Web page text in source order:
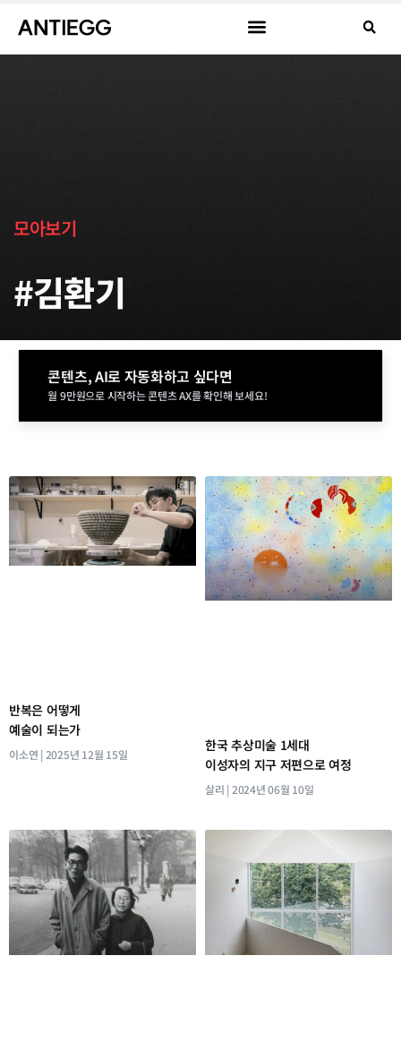
모아보기
#김환기
콘텐츠, AI로 자동화하고 싶다면
월 9만원으로 시작하는 콘텐츠 AX를 확인해 보세요!
반복은 어떻게
예술이 되는가
이소연 2025년 12월 15일
한국 추상미술 1세대
이성자의 지구 저편으로 여정
살리 2024년 06월 10일